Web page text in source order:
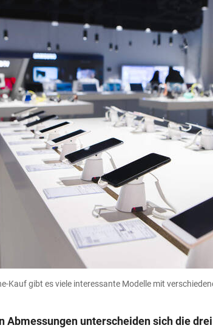
Kauf gibt es viele interessante Modelle mit
Abmessungen unterscheiden sich die